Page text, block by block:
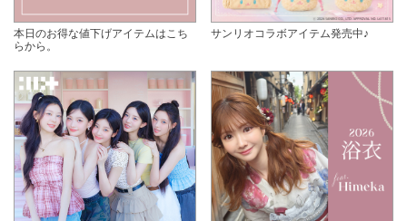
本日のお得な値下げアイテムはこち
らから。
サンリオコラボアイテム発売中♪